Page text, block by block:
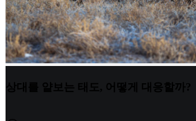
상대를 얕보는 태도, 어떻게 대응할까?